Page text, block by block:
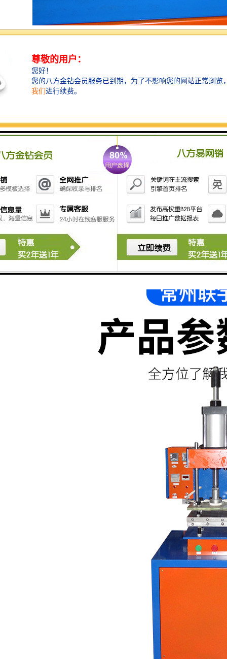
压花机压花材料
塑胶类压花材料：PVC塑胶压花，EVA塑胶压花，PU压
花，TPU压花，PE压花，PET压花，PETG压花，AGA
压花，APET压花
皮革类压花材料：人造皮革材料压花，PU皮革压花，真
皮皮革材料压花，镜面皮革压花，头层皮革压花，二层
皮革压花
服装布料类压花材料：涤纶压花，氢纶压花，棉布压
花，植绒布料压花，羊毛衫压花，牛仔布压花
其他压花材料，也就是包括一切可以利用高周波压花原
理，配合高周波压花模具进行高周波压花的压花材料